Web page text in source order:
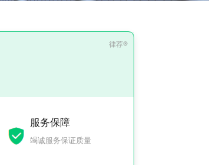
服务保障
竭诚服务保证质量